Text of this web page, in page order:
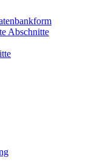
Abschnitte